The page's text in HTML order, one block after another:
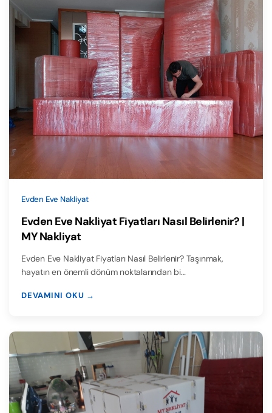
Evden Eve Nakliyat
Evden Eve Nakliyat Fiyatları Nasıl Belirlenir? |
MY Nakliyat
Evden Eve Nakliyat Fiyatları Nasıl Belirlenir? Taşınmak,
hayatın en önemli dönüm noktalarından bi…
DEVAMINI OKU →